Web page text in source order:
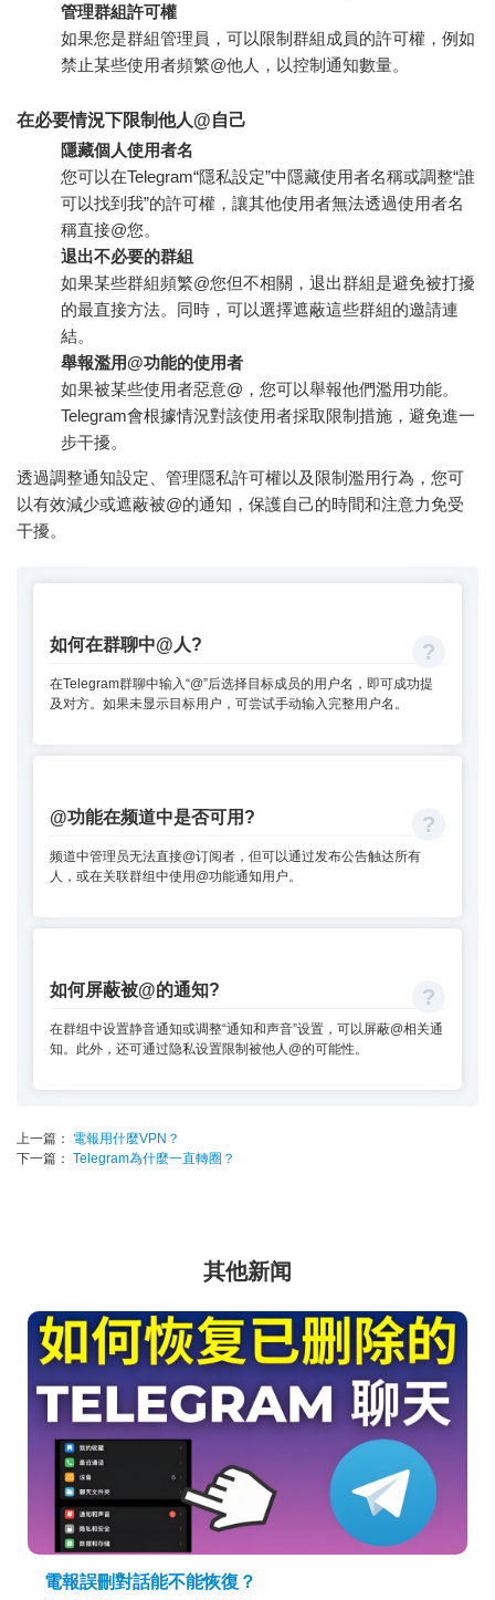
管理群組許可權
如果您是群組管理員，可以限制群組成員的許可權，例如
禁止某些使用者頻繁@他人，以控制通知數量。
在必要情況下限制他人@自己
隱藏個人使用者名
您可以在Telegram“隱私設定”中隱藏使用者名稱或調整“誰
可以找到我”的許可權，讓其他使用者無法透過使用者名
稱直接@您。
退出不必要的群組
如果某些群組頻繁@您但不相關，退出群組是避免被打擾
的最直接方法。同時，可以選擇遮蔽這些群組的邀請連
結。
舉報濫用@功能的使用者
如果被某些使用者惡意@，您可以舉報他們濫用功能。
Telegram會根據情況對該使用者採取限制措施，避免進一
步干擾。
透過調整通知設定、管理隱私許可權以及限制濫用行為，您可
以有效減少或遮蔽被@的通知，保護自己的時間和注意力免受
干擾。
如何在群聊中@人?
在Telegram群聊中输入“@”后选择目标成员的用户名，即可成功提
及对方。如果未显示目标用户，可尝试手动输入完整用户名。
@功能在频道中是否可用?
频道中管理员无法直接@订阅者，但可以通过发布公告触达所有
人，或在关联群组中使用@功能通知用户。
如何屏蔽被@的通知?
在群组中设置静音通知或调整“通知和声音”设置，可以屏蔽@相关通
知。此外，还可通过隐私设置限制被他人@的可能性。
上一篇：
電報用什麼VPN？
下一篇： Telegram為什麼一直轉圈？
其他新闻
電報誤刪對話能不能恢復？